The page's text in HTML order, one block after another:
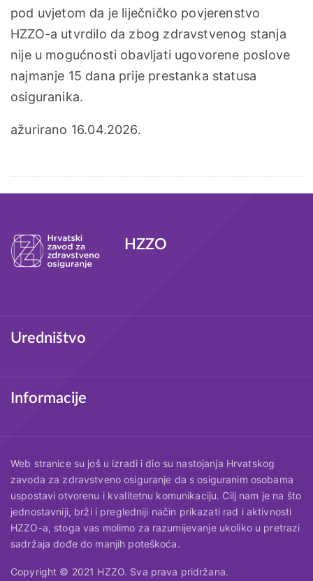
pod uvjetom da je liječničko povjerenstvo
HZZO-a utvrdilo da zbog zdravstvenog stanja
nije u mogućnosti obavljati ugovorene poslove
najmanje 15 dana prije prestanka statusa
osiguranika.
ažurirano 16.04.2026.
Podnožje
HZZO
Uredništvo
Informacije
Web stranice su još u izradi i dio su nastojanja Hrvatskog
zavoda za zdravstveno osiguranje da s osiguranim osobama
uspostavi otvorenu i kvalitetnu komunikaciju. Cilj nam je na što
jednostavniji, brži i pregledniji način prikazati rad i aktivnosti
HZZO-a, stoga vas molimo za razumijevanje ukoliko u pretrazi
sadržaja dođe do manjih poteškoća.
Copyright © 2021 HZZO. Sva prava pridržana.